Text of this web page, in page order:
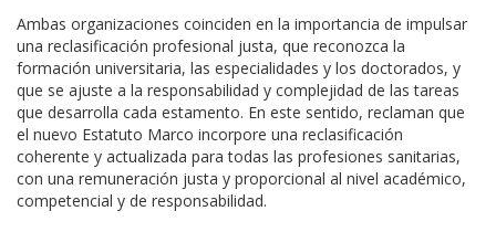
Ambas organizaciones coinciden en la importancia de impulsar
una reclasificación profesional justa, que reconozca la
formación universitaria, las especialidades y los doctorados, y
que se ajuste a la responsabilidad y complejidad de las tareas
que desarrolla cada estamento. En este sentido, reclaman que
el nuevo Estatuto Marco incorpore una reclasificación
coherente y actualizada para todas las profesiones sanitarias,
con una remuneración justa y proporcional al nivel académico,
competencial y de responsabilidad.